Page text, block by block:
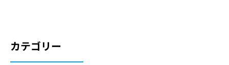
カテゴリー